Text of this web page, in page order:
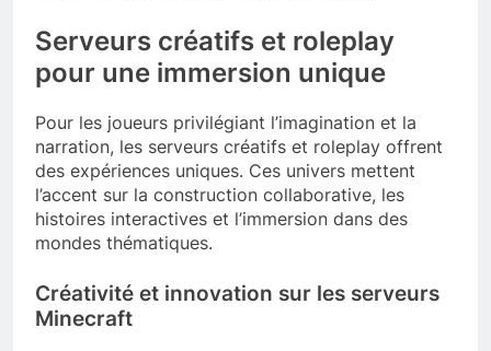
Serveurs créatifs et roleplay
pour une immersion unique
Pour les joueurs privilégiant l’imagination et la
narration, les serveurs créatifs et roleplay offrent
des expériences uniques. Ces univers mettent
l’accent sur la construction collaborative, les
histoires interactives et l’immersion dans des
mondes thématiques.
Créativité et innovation sur les serveurs
Minecraft